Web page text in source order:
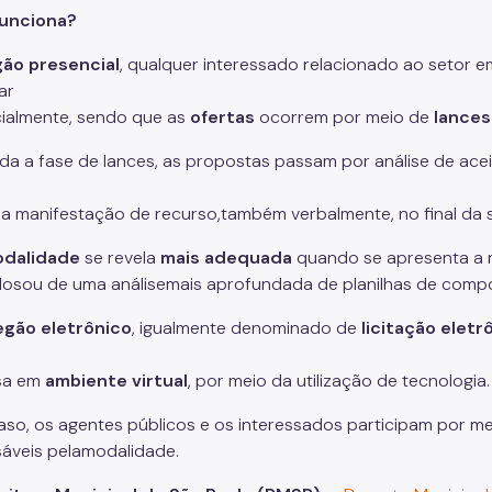
presencial, qualquer interessado relacionado ao setor
sendo que as ofertas ocorrem por meio de
a fase de lances, as propostas passam por análise de
manifestação de recurso,também verbalmente, no final da
se revela mais adequada quando se apresenta a
de uma análisemais aprofundada de planilhas de
eletrônico, igualmente denominado de licitação
em ambiente virtual, por meio da utilização de tecnologia.
os agentes públicos e os interessados participam por
pelamodalidade.